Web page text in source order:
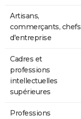
Artisans,
commerçants, chefs
d'entreprise
Cadres et
professions
intellectuelles
supérieures
Professions